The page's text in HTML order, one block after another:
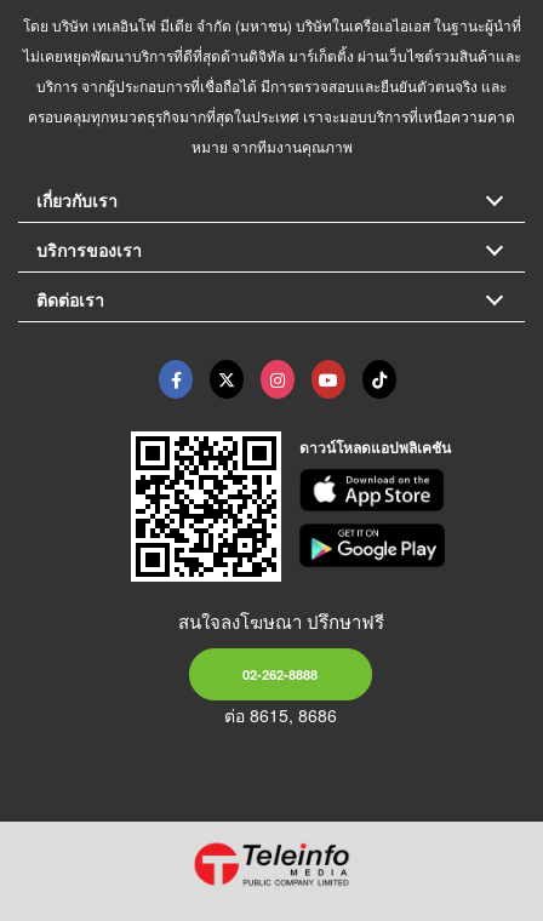
โดย บริษัท เทเลอินโฟ มีเดีย จำกัด (มหาชน) บริษัทในเครือเอไอเอส ในฐานะผู้นำที่
ไม่เคยหยุดพัฒนาบริการที่ดีที่สุดด้านดิจิทัล มาร์เก็ตติ้ง ผ่านเว็บไซต์รวมสินค้าและ
บริการ จากผู้ประกอบการที่เชื่อถือได้ มีการตรวจสอบและยืนยันตัวตนจริง และ
ครอบคลุมทุกหมวดธุรกิจมากที่สุดในประเทศ เราจะมอบบริการที่เหนือความคาด
หมาย จากทีมงานคุณภาพ
เกี่ยวกับเรา
บริการของเรา
ติดต่อเรา
ดาวน์โหลดแอปพลิเคชัน
สนใจลงโฆษณา ปรึกษาฟรี
02-262-8888
ต่อ 8615, 8686